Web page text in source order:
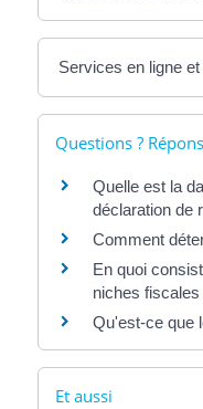
Services en ligne
Questions ?
Quelle est la
déclaration de
Comment
En quoi
niches fiscales
Qu'est-ce que
Et aussi